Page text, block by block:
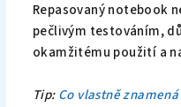
Repasovaný notebook
pečlivým testováním,
okamžitému použití a
Tip:Co vlastně